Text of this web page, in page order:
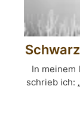
In meinem
schrieb ich: